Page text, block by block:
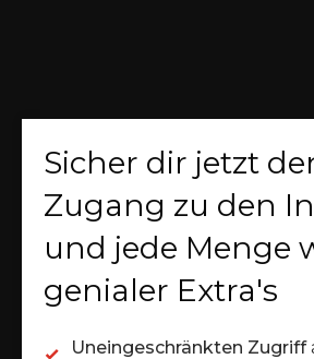
Sicher dir jetzt
Zugang zu den
und jede Menge
genialer Extra's
Uneingeschränkten Zugriff